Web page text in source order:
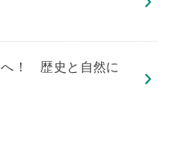
へ！ 歴史と自然に